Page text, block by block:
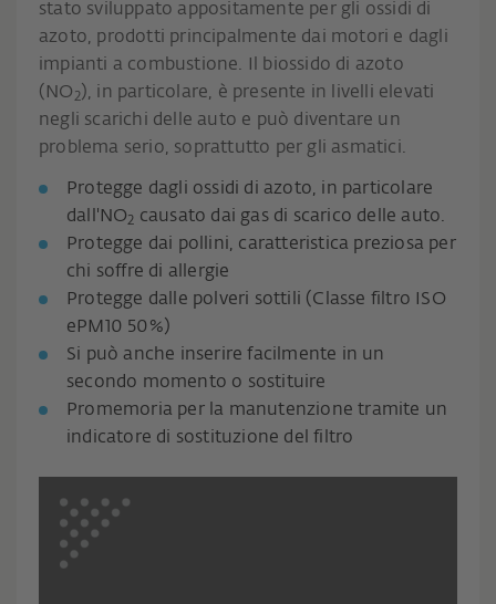
stato sviluppato appositamente per gli ossidi di
azoto, prodotti principalmente dai motori e dagli
impianti a combustione. Il biossido di azoto
(NO2), in particolare, è presente in livelli elevati
negli scarichi delle auto e può diventare un
problema serio, soprattutto per gli asmatici.
Protegge dagli ossidi di azoto, in particolare
dall'NO2 causato dai gas di scarico delle auto.
Protegge dai pollini, caratteristica preziosa per
chi soffre di allergie
Protegge dalle polveri sottili (Classe filtro ISO
ePM10 50%)
Si può anche inserire facilmente in un
secondo momento o sostituire
Promemoria per la manutenzione tramite un
indicatore di sostituzione del filtro